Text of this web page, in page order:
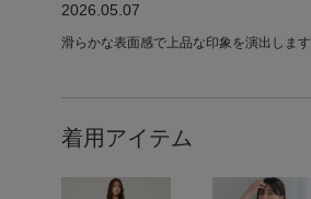
2026.05.07
滑らかな表面感で上品な印象を演出します
着用アイテム